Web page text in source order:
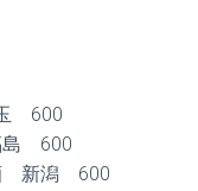
600
島 600
新潟 600